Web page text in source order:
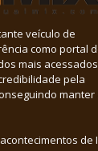
veículo de
como portal
mais
pela
manter
de